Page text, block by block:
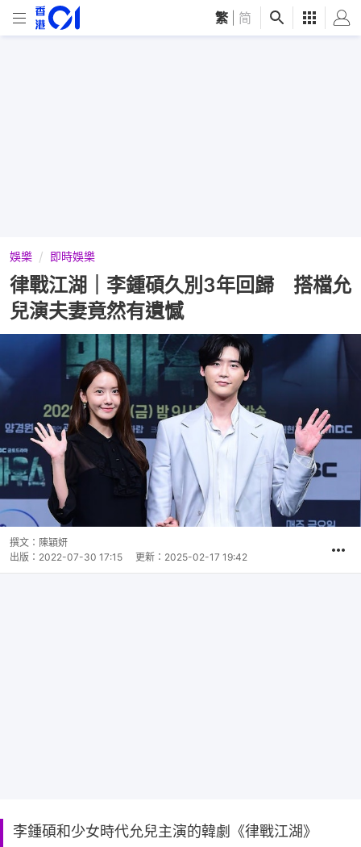
繁 简
娛樂 即時娛樂
律戰江湖｜李鍾碩久別3年回歸 搭檔允
兒演夫妻竟然有遺憾
撰文： 陳穎妍
出版： 2022-07-30 17:15 更新： 2025-02-17 19:42
李鍾碩和少女時代允兒主演的韓劇《律戰江湖》